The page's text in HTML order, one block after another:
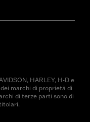
HARLEY, H-D e
marchi di proprietà di
di terze parti sono di